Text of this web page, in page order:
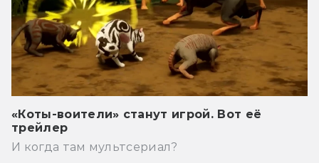
«Коты-воители» станут игрой. Вот её
трейлер
И когда там мультсериал?